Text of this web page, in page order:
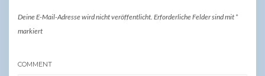
Deine E-Mail-Adresse wird nicht veröffentlicht. Erforderliche Felder sind mit *
markiert
COMMENT